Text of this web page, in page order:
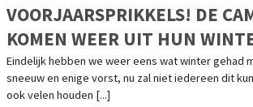
VOORJAARSPRIKKELS! DE
KOMEN WEER UIT HUN
Eindelijk hebben we weer eens wat winter gehad
sneeuw en enige vorst, nu zal niet iedereen dit
ook velen houden [...]